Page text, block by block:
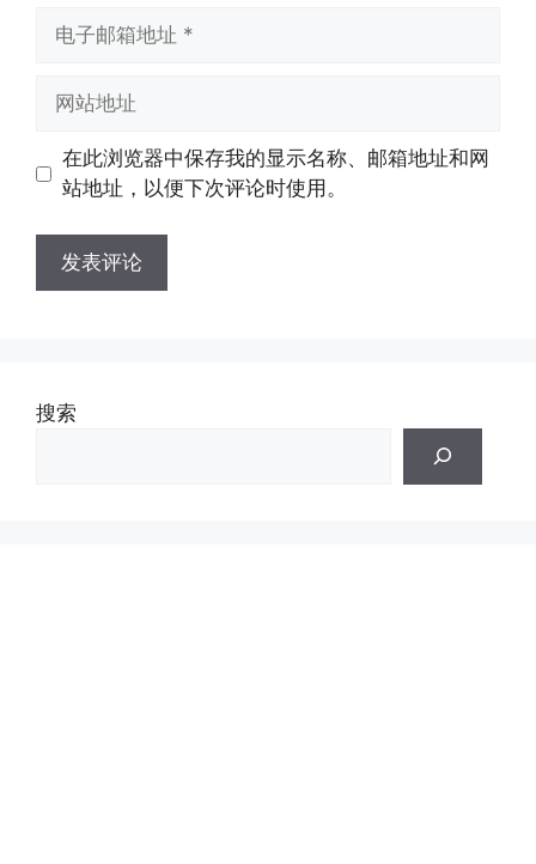
址
址
在此浏览器中保存我的显示名称、邮箱地址和网
站地址，以便下次评论时使用。
搜索